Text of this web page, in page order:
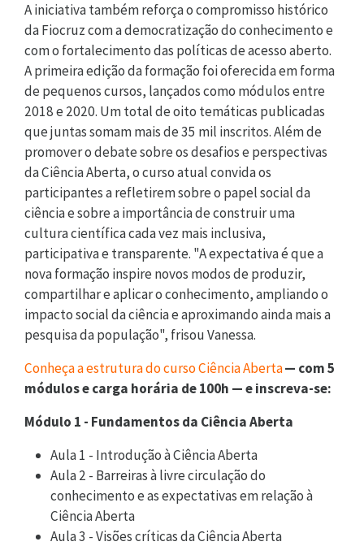
A iniciativa também reforça o compromisso histórico
da Fiocruz com a democratização do conhecimento e
com o fortalecimento das políticas de acesso aberto.
A primeira edição da formação foi oferecida em forma
de pequenos cursos, lançados como módulos entre
2018 e 2020. Um total de oito temáticas publicadas
que juntas somam mais de 35 mil inscritos. Além de
promover o debate sobre os desafios e perspectivas
da Ciência Aberta, o curso atual convida os
participantes a refletirem sobre o papel social da
ciência e sobre a importância de construir uma
cultura científica cada vez mais inclusiva,
participativa e transparente. "A expectativa é que a
nova formação inspire novos modos de produzir,
compartilhar e aplicar o conhecimento, ampliando o
impacto social da ciência e aproximando ainda mais a
pesquisa da população", frisou Vanessa.
Conheça a estrutura do curso Ciência Aberta— com 5
módulos e carga horária de 100h — e inscreva-se:
Módulo 1 - Fundamentos da Ciência Aberta
Aula 1 - Introdução à Ciência Aberta
Aula 2 - Barreiras à livre circulação do
conhecimento e as expectativas em relação à
Ciência Aberta
Aula 3 - Visões críticas da Ciência Aberta